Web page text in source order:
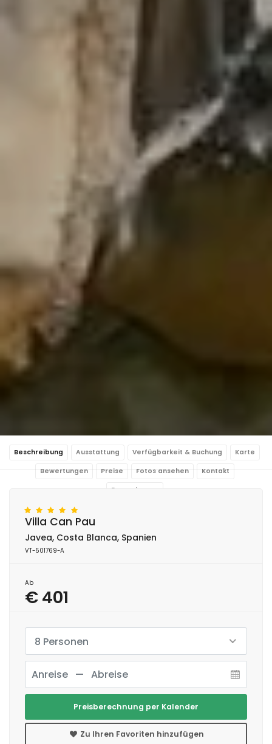
Beschreibung Ausstattung Verfügbarkeit & Buchung Karte
Bewertungen Preise Fotos ansehen Kontakt
Reservierung
Villa Can Pau
Javea, Costa Blanca, Spanien
VT-501769-A
Ab
€ 401
8 Personen
Preisberechnung per Kalender
Zu Ihren Favoriten hinzufügen